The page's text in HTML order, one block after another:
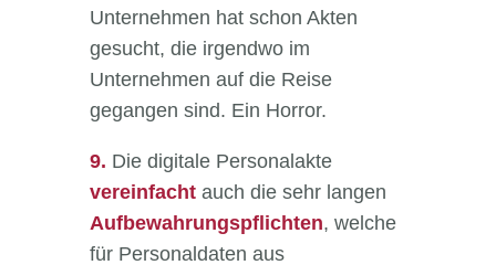
Unternehmen hat schon Akten
gesucht, die irgendwo im
Unternehmen auf die Reise
gegangen sind. Ein Horror.
9. Die digitale Personalakte
vereinfacht auch die sehr langen
Aufbewahrungspflichten, welche
für Personaldaten aus